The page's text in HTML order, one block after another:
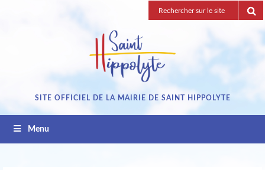
Recherche
pour
SITE OFFICIEL DE LA MAIRIE DE SAINT HIPPOLYTE
Menu